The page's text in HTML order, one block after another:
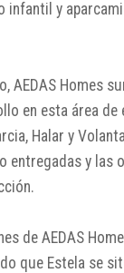
infantil y
AEDAS Homes
en esta área de
Halar y
entregadas y las
de AEDAS
que Estela se